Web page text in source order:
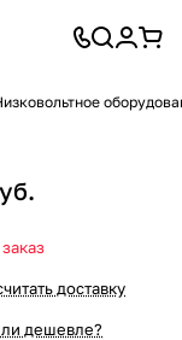
доставку
дешевле?